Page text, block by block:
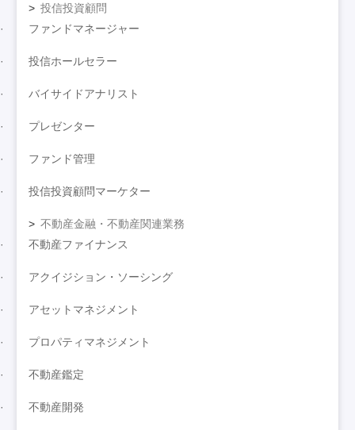
投信投資顧問
ファンドマネージャー
投信ホールセラー
バイサイドアナリスト
プレゼンター
ファンド管理
投信投資顧問マーケター
不動産金融・不動産関連業務
不動産ファイナンス
アクイジション・ソーシング
アセットマネジメント
プロパティマネジメント
不動産鑑定
不動産開発